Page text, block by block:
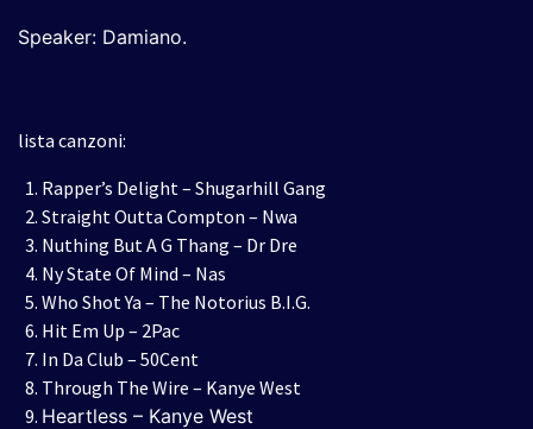
Speaker: Damiano.
lista canzoni:
Rapper’s Delight – Shugarhill Gang
Straight Outta Compton – Nwa
Nuthing But A G Thang – Dr Dre
Ny State Of Mind – Nas
Who Shot Ya – The Notorius B.I.G.
Hit Em Up – 2Pac
In Da Club – 50Cent
Through The Wire – Kanye West
Heartless – Kanye West